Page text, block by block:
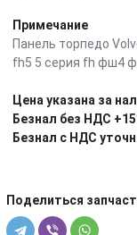
Примечание
Панель торпедо
fh5 5 серия fh фш4
Цена указана за
Безнал без НДС
Безнал с НДС
Поделиться